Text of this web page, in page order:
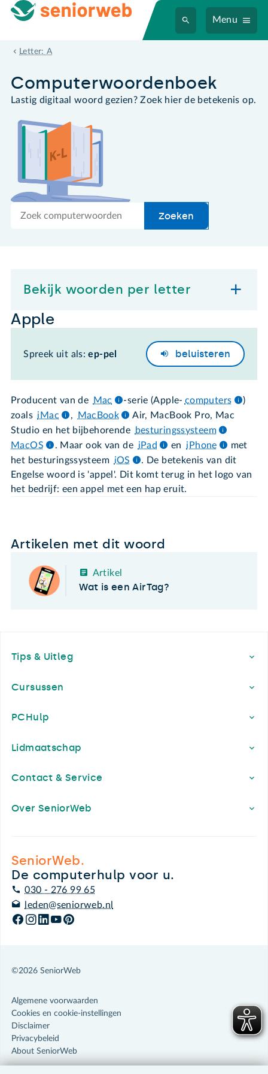
Menu
Letter: A
Apple
Computer­woordenboek
Lastig digitaal woord gezien? Zoek hier de betekenis op.
Zoek
Zoeken
Bekijk woorden per letter
Apple
Spreek uit als:ep-pel beluisteren
Producent van de Mac -serie (Apple- computers
)
zoals iMac , MacBook
Air, MacBook Pro, Mac
Studio en het bijbehorende
besturingssysteem
MacOS
. Maar ook van de iPad en iPhone
met
het besturingssysteem iOS
. De betekenis van dit
Engelse woord is 'appel'. Dit komt terug in het logo van
het bedrijf: een appel met een hap eruit.
Artikelen met dit woord
Artikel
Wat is een AirTag?
Tips & Uitleg
Cursussen
PCHulp
Lidmaatschap
Contact & Service
Over SeniorWeb
SeniorWeb.
De computerhulp voor u.
030 - 276 99 65
leden@seniorweb.nl
©2026 SeniorWeb
Algemene voorwaarden
Cookies en cookie-instellingen
Disclaimer
Privacybeleid
About SeniorWeb